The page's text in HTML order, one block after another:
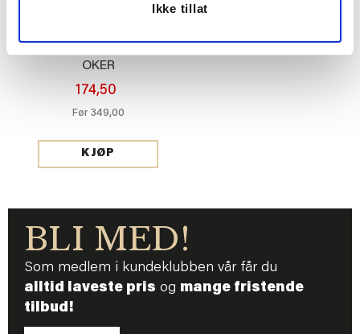
Ikke tillat
OKER
174,50
Før 349,00
KJØP
BLI MED!
Som medlem i kundeklubben vår får du
alltid laveste pris og mange fristende
tilbud!